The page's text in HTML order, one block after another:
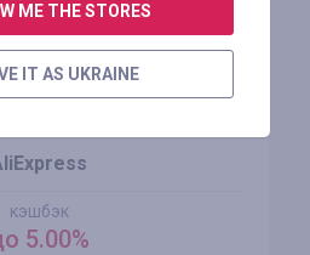
кэшбэк
5.00%
ME THE STORES
IT AS UKRAINE